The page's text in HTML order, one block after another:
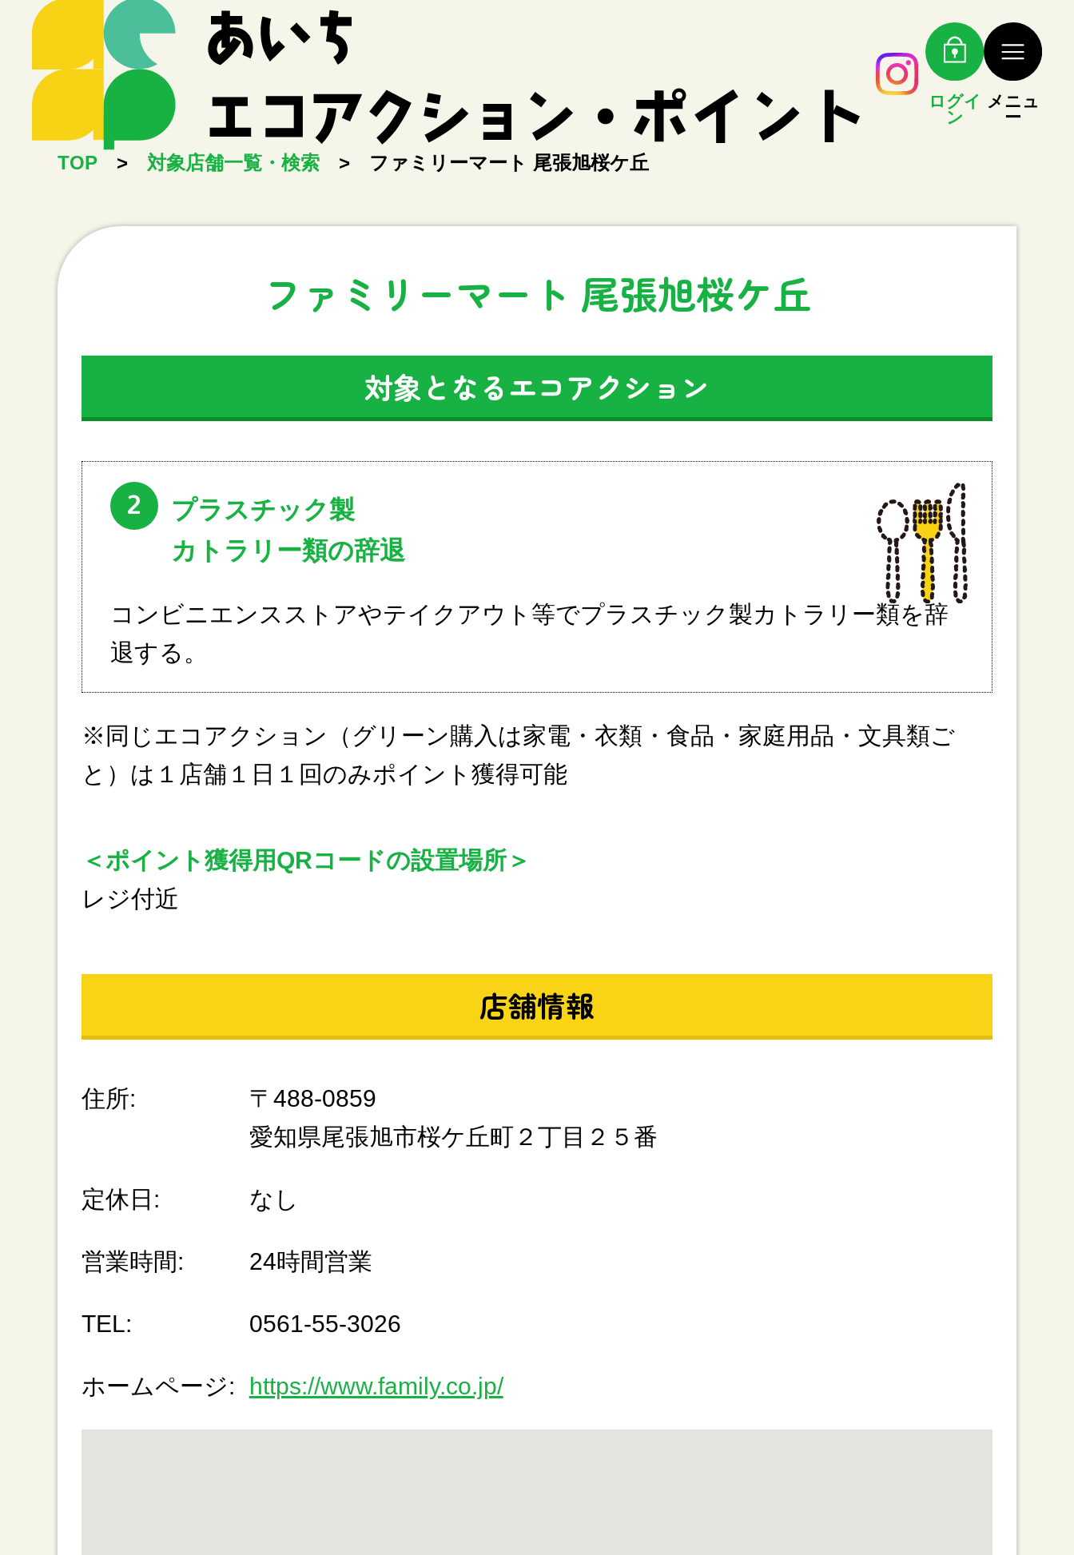
ログイ
ン
メニュ
ー
TOP > 対象店舗一覧・検索 > ファミリーマート 尾張旭桜ケ丘
ファミリーマート 尾張旭桜ケ丘
対象となるエコアクション
2
プラスチック製
カトラリー類の辞退
コンビニエンスストアやテイクアウト等でプラスチック製カトラリー類を辞
退する。
※同じエコアクション（グリーン購入は家電・衣類・食品・家庭用品・文具類ご
と）は１店舗１日１回のみポイント獲得可能
＜ポイント獲得用QRコードの設置場所＞
レジ付近
店舗情報
住所:
〒488-0859
愛知県尾張旭市桜ケ丘町２丁目２５番
定休日: なし
営業時間: 24時間営業
TEL: 0561-55-3026
ホームページ: https://www.family.co.jp/